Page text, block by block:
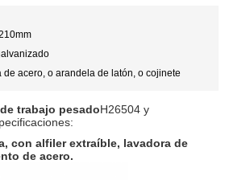
de acero, o arandela de latón, o cojinete
trabajo pesadoH26504 y
con alfiler extraíble, lavadora de
de acero.